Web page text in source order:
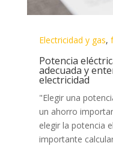
Electricidad y gas,
Potencia
adecuada y
electricidad
"Elegir una
un ahorro
elegir la potencia
importante